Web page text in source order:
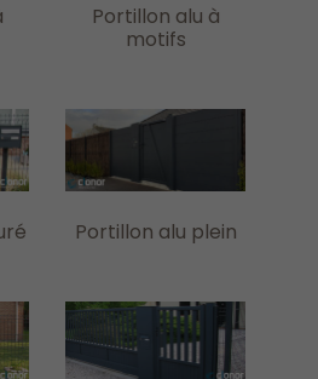
Portillon alu à
motifs
Portillon alu plein